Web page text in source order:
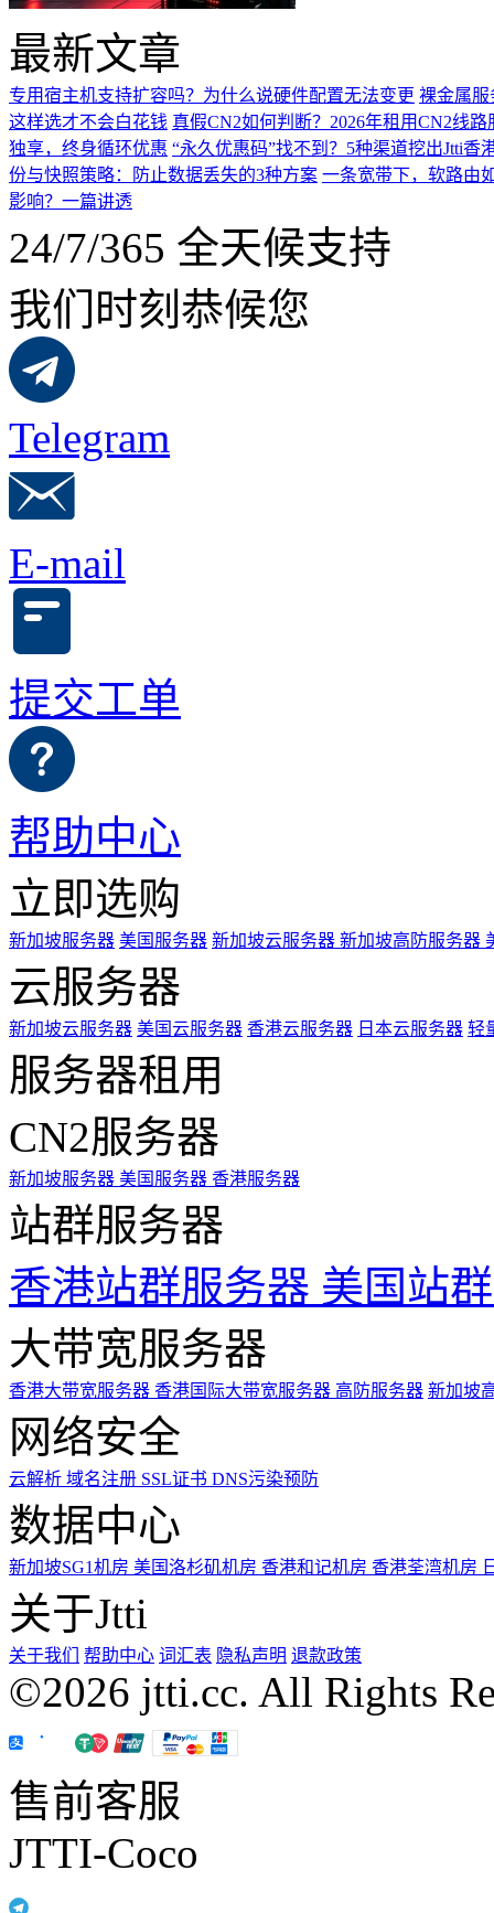
最新文章
专用宿主机支持扩容吗？为什么说硬件配置无法变更 裸金属服
这样选才不会白花钱 真假CN2如何判断？2026年租用CN2线
独享，终身循环优惠 “永久优惠码”找不到？5种渠道挖出Jtti香
份与快照策略：防止数据丢失的3种方案 一条宽带下，软路由
影响？一篇讲透
24/7/365 全天候支持
我们时刻恭候您
Telegram
E-mail
提交工单
帮助中心
立即选购
新加坡服务器 美国服务器 新加坡云服务器 新加坡高防服务器
云服务器
新加坡云服务器 美国云服务器 香港云服务器 日本云服务器 轻
服务器租用
CN2服务器
新加坡服务器 美国服务器 香港服务器
站群服务器
香港站群服务器 美国站
大带宽服务器
香港大带宽服务器 香港国际大带宽服务器 高防服务器 新加坡
网络安全
云解析 域名注册 SSL证书 DNS污染预防
数据中心
新加坡SG1机房 美国洛杉矶机房 香港和记机房 香港荃湾机房
关于Jtti
关于我们 帮助中心 词汇表 隐私声明 退款政策
©2026 jtti.cc. All Rights
售前客服
JTTI-Coco